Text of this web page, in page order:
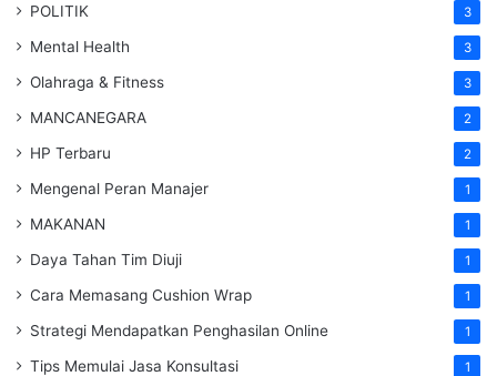
POLITIK 3
Mental Health 3
Olahraga & Fitness 3
MANCANEGARA 2
HP Terbaru 2
Mengenal Peran Manajer 1
MAKANAN 1
Daya Tahan Tim Diuji 1
Cara Memasang Cushion Wrap 1
Strategi Mendapatkan Penghasilan Online 1
Tips Memulai Jasa Konsultasi 1